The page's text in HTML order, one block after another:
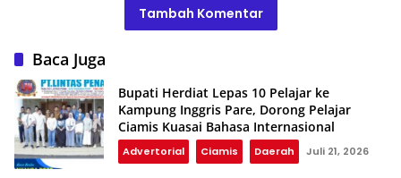
Tambah Komentar
Baca Juga
Bupati Herdiat Lepas 10 Pelajar ke
Kampung Inggris Pare, Dorong Pelajar
Ciamis Kuasai Bahasa Internasional
Advertorial Ciamis Daerah Juli 21, 2026